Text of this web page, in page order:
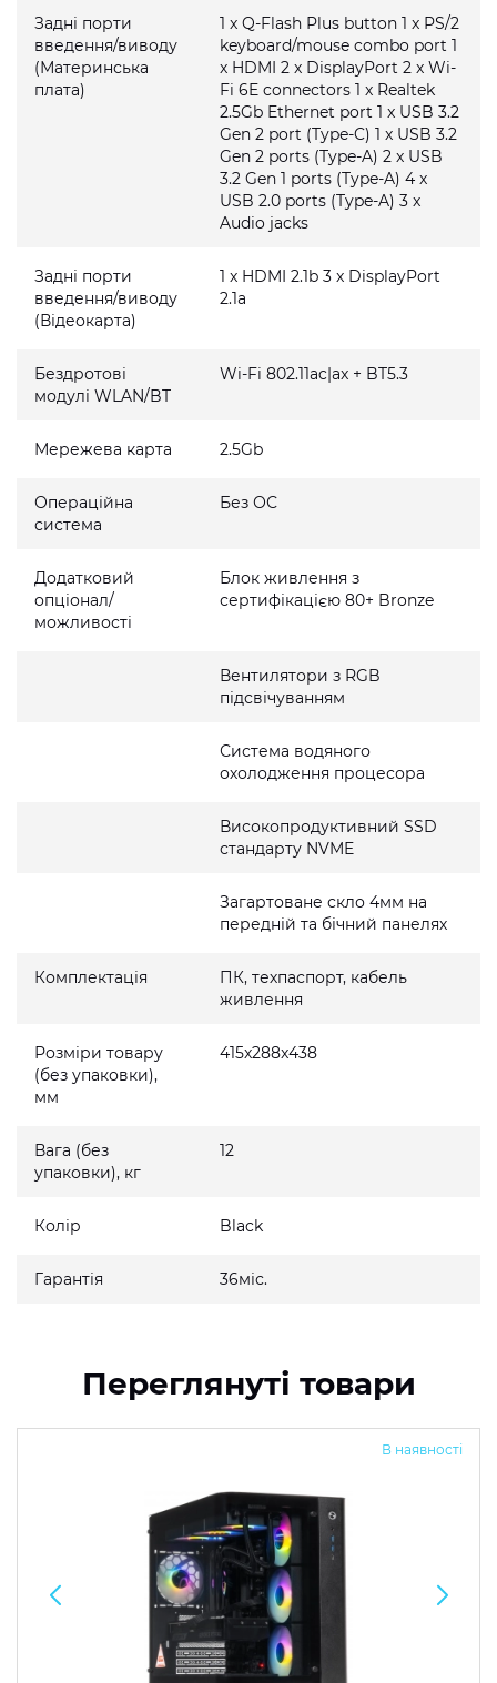
Задні порти
введення/виводу
(Материнська
плата)
1 x Q-Flash Plus button 1 x PS/2
keyboard/mouse combo port 1
x HDMI 2 x DisplayPort 2 x Wi-
Fi 6E connectors 1 x Realtek
2.5Gb Ethernet port 1 x USB 3.2
Gen 2 port (Type-C) 1 x USB 3.2
Gen 2 ports (Type-A) 2 x USB
3.2 Gen 1 ports (Type-A) 4 x
USB 2.0 ports (Type-A) 3 x
Audio jacks
Задні порти
введення/виводу
(Відеокарта)
1 x HDMI 2.1b 3 x DisplayPort
2.1a
Бездротові
модулі WLAN/BT
Wi-Fi 802.11ac|ax + BT5.3
Мережева карта 2.5Gb
Операційна
система
Без ОС
Додатковий
опціонал/
можливості
Блок живлення з
сертифікацією 80+ Bronze
Вентилятори з RGB
підсвічуванням
Система водяного
охолодження процесора
Високопродуктивний SSD
стандарту NVME
Загартоване скло 4мм на
передній та бічний панелях
Комплектація
ПК, техпаспорт, кабель
живлення
Розміри товару
(без упаковки),
мм
415x288x438
Вага (без
упаковки), кг
12
Колір Black
Гарантія 36міс.
Переглянуті товари
В наявності